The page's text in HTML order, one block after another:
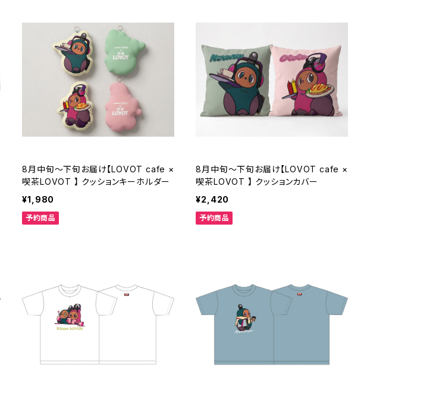
8月中旬～下旬お届け【LOVOT cafe ×
喫茶LOVOT 】 クッションキーホルダー
¥1,980
予約商品
8月中旬～下旬お届け【LOVOT cafe ×
喫茶LOVOT 】 クッションカバー
¥2,420
予約商品